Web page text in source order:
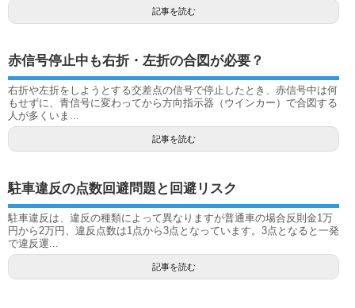
記事を読む
赤信号停止中も右折・左折の合図が必要？
右折や左折をしようとする交差点の信号で停止したとき、赤信号中は何
もせずに、青信号に変わってから方向指示器（ウインカー）で合図する
人が多くいま...
記事を読む
駐車違反の点数回避問題と回避リスク
駐車違反は、違反の種類によって異なりますが普通車の場合反則金1万
円から2万円、違反点数は1点から3点となっています。3点となると一発
で違反運...
記事を読む